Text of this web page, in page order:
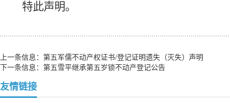
特此声明。
上一条信息： 第五军儒不动产权证书/登记证明遗失（灭失）声明
下一条信息： 第五雪平继承第五岁锁不动产登记公告
友情链接